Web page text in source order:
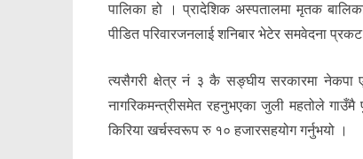
पालिका हो । प्रादेशिक अस्पतालमा मृतक
पीडित परिवारजनलाई शनिबार भेटेर समवेदना प्रकट
त्यसैगरी क्षेत्र नं ३ कै सङ्घीय सरकारमा नेकपा
नागरिकमन्त्रीसमेत रहनुभएका जुली महतोले गाउँमै
किरिया खर्चस्वरूप रु १० हजारसहयोग गर्नुभयो ।